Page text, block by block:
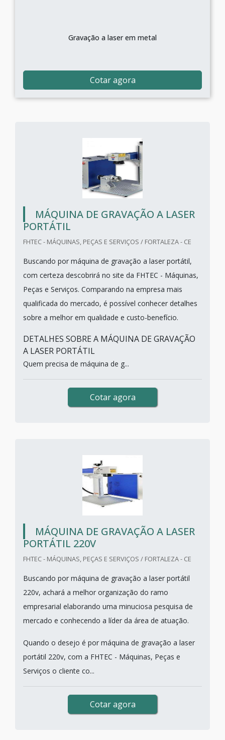
Gravação a laser em metal
Cotar agora
MÁQUINA DE GRAVAÇÃO A LASER
PORTÁTIL
FHTEC - MÁQUINAS, PEÇAS E SERVIÇOS / FORTALEZA - CE
Buscando por máquina de gravação a laser portátil,
com certeza descobrirá no site da FHTEC - Máquinas,
Peças e Serviços. Comparando na empresa mais
qualificada do mercado, é possível conhecer detalhes
sobre a melhor em qualidade e custo-benefício.
DETALHES SOBRE A MÁQUINA DE GRAVAÇÃO
A LASER PORTÁTIL
Quem precisa de máquina de g...
Cotar agora
MÁQUINA DE GRAVAÇÃO A LASER
PORTÁTIL 220V
FHTEC - MÁQUINAS, PEÇAS E SERVIÇOS / FORTALEZA - CE
Buscando por máquina de gravação a laser portátil
220v, achará a melhor organização do ramo
empresarial elaborando uma minuciosa pesquisa de
mercado e conhecendo a líder da área de atuação.
Quando o desejo é por máquina de gravação a laser
portátil 220v, com a FHTEC - Máquinas, Peças e
Serviços o cliente co...
Cotar agora